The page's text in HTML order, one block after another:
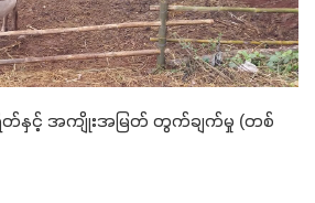
နှင့် အကျိုးအမြတ် တွက်ချက်မှု (တစ်